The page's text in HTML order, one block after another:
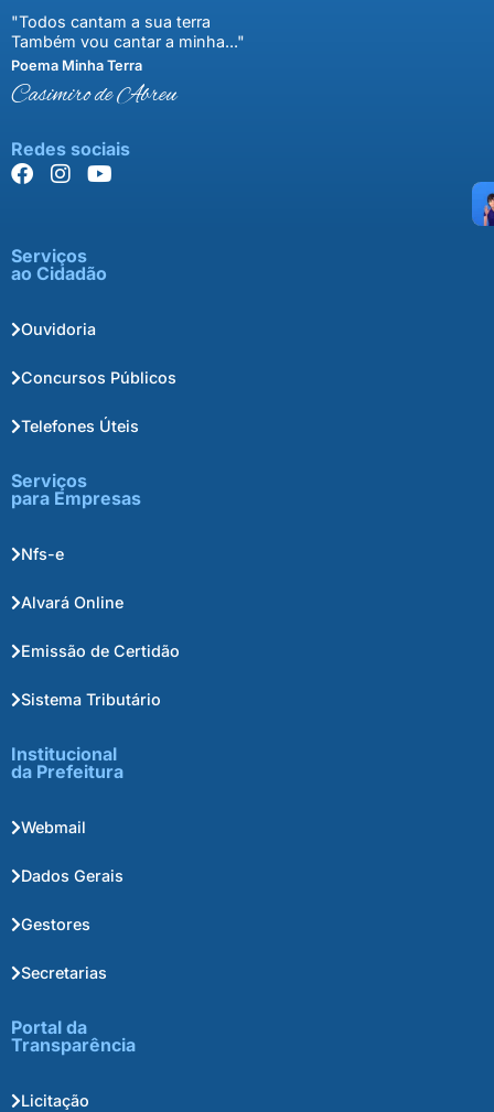
"Todos cantam a sua terra
Também vou cantar a minha..."
Poema Minha Terra
Casimiro de Abreu
Redes sociais
Serviços
ao Cidadão
Ouvidoria
Concursos Públicos
Telefones Úteis
Serviços
para Empresas
Nfs-e
Alvará Online
Emissão de Certidão
Sistema Tributário
Institucional
da Prefeitura
Webmail
Dados Gerais
Gestores
Secretarias
Portal da
Transparência
Licitação